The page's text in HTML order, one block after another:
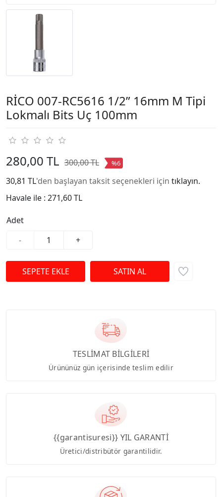
RİCO 007-RC5616 1/2” 16mm M Tipi
Lokmalı Bits Uç 100mm
280,00 TL 300,00 TL %6
30,81 TL'den başlayan taksit seçenekleri için tıklayın.
Havale ile : 271,60 TL
Adet
-
+
TESLİMAT BİLGİLERİ
Ürününüz gün içerisinde teslim edilir
{{garantisuresi}} YIL GARANTİ
Üretici/distribütör garantilidir.